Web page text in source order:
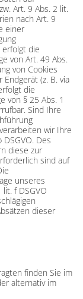
Art. 9 Abs. 2 lit.
nach Art. 9
einer
die
von Art. 49 Abs.
von Cookies
(z. B. via
die
von § 25 Abs. 1
Sind Ihre
wir Ihre
Des
diese zur
sind auf
unseres
f DSGVO
dieser
finden Sie im
alternativ im